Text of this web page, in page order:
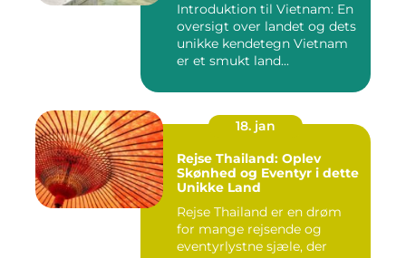
Introduktion til Vietnam: En
oversigt over landet og dets
unikke kendetegn Vietnam
er et smukt land...
18. jan
Rejse Thailand: Oplev
Skønhed og Eventyr i dette
Unikke Land
Rejse Thailand er en drøm
for mange rejsende og
eventyrlystne sjæle, der